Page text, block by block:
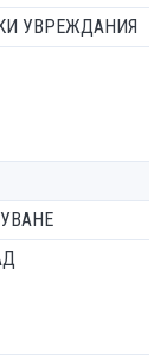
УВРЕЖДАНИЯ